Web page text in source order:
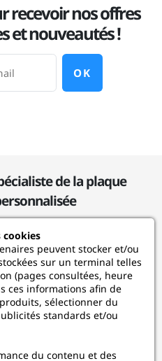
recevoir nos offres
et nouveautés !
OK
de la plaque
cookies
peuvent stocker et/ou
sur un terminal telles
(pages consultées, heure
ces informations afin de
sélectionner du
standards et/ou
du contenu et des